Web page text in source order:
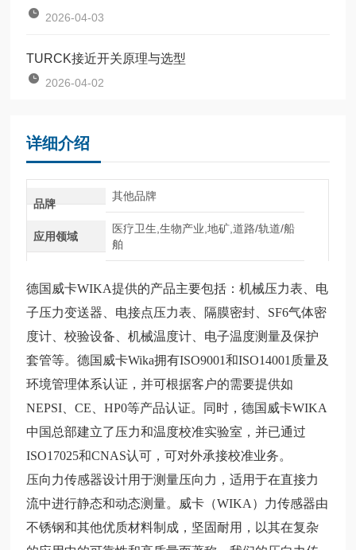
2026-04-03
TURCK接近开关原理与选型
2026-04-02
详细介绍
品牌
其他品牌
应用领域
医疗卫生,生物产业,地矿,道路/轨道/船
舶
德国威卡WIKA提供的产品主要包括：机械压力表、电
子压力变送器、电接点压力表、隔膜密封、SF6气体密
度计、校验设备、机械温度计、电子温度测量及保护
套管等。德国威卡Wika拥有ISO9001和ISO14001质量及
环境管理体系认证，并可根据客户的需要提供如
NEPSI、CE、HP0等产品认证。同时，德国威卡WIKA
中国总部建立了压力和温度校准实验室，并已通过
ISO17025和CNAS认可，可对外承接校准业务。
压向力传感器设计用于测量压向力，适用于在直接力
流中进行静态和动态测量。威卡（WIKA）力传感器由
不锈钢和其他优质材料制成，坚固耐用，以其在复杂